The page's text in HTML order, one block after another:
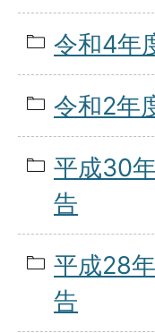
令和4年
令和2年
平成30
告
平成28
告